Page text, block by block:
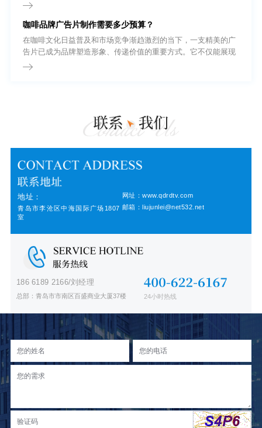
一体的强有力输出载体，正逐渐从企业的“加分项”转变为“必选
质量的宣传片都能以极具冲击力的画面语言，为企业建立起坚实
的信任背书。
咖啡品牌广告片制作需要多少预算？
在咖啡文化日益普及和市场竞争渐趋激烈的当下，一支精美的广
告片已成为品牌塑造形象、传递价值的重要方式。它不仅能展现
咖啡的品质与风味，还能通过视觉语言连接消费者的情感与生活
地址：
青岛市李沧区中海国际广场1807
室
网址：www.qdrdtv.com
邮箱：liujunlei@net532.net
186 6189 2166/刘经理
总部：青岛市市南区百盛商业大厦37楼 24小时热线